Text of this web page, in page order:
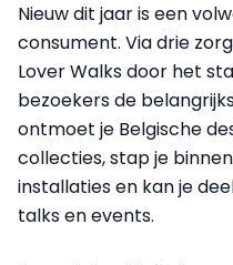
Nieuw dit jaar is een
consument. Via drie
Lover Walks door het
bezoekers de
ontmoet je Belgische
collecties, stap je
installaties en kan je
talks en events.